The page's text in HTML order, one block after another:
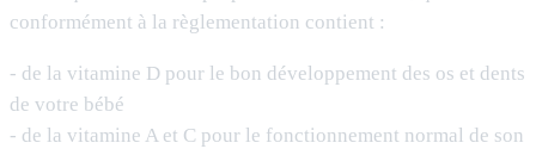
conformément à la règlementation contient :
- de la vitamine D pour le bon développement des os et dents
de votre bébé
- de la vitamine A et C pour le fonctionnement normal de son